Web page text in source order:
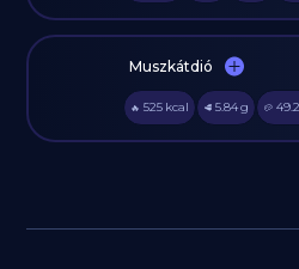
Muszkátdió
🔥 525 kcal 🥩 5.84g 🥔